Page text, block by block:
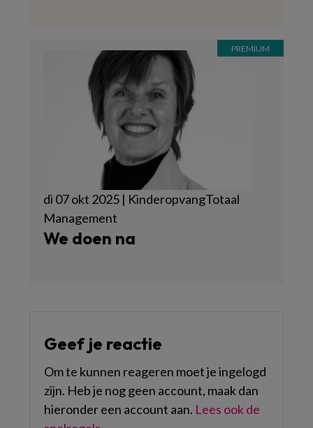
di 07 okt 2025 | KinderopvangTotaal
Management
We doen na
Geef je reactie
Om te kunnen reageren moet je ingelogd
zijn. Heb je nog geen account, maak dan
hieronder een account aan. Lees ook de